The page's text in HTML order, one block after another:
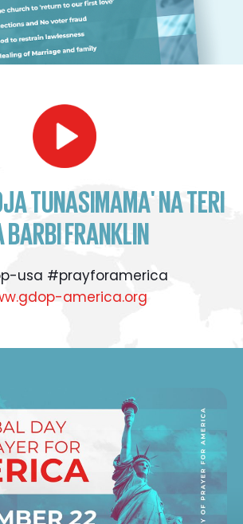
TUNASIMAMA' NA TERI
BARBI FRANKLIN
usa #prayforamerica
america.org